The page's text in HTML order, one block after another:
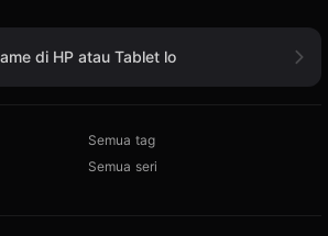
di HP atau Tablet lo
Semua tag
Semua seri